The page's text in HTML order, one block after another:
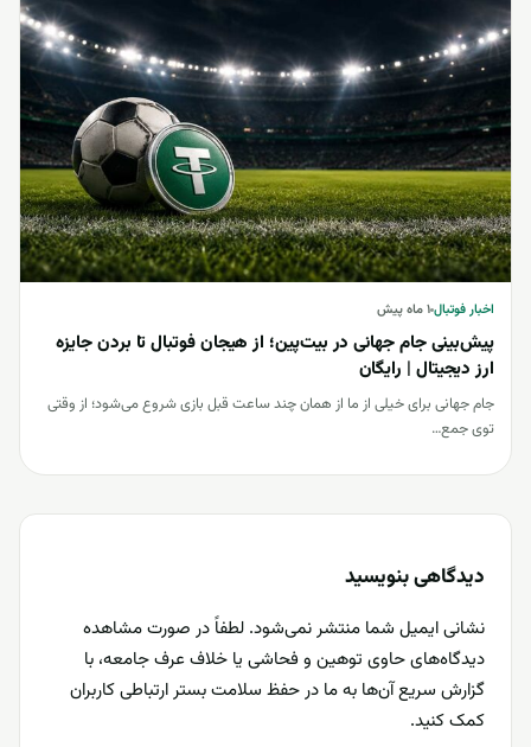
اخبار فوتبال۱ ماه پیش
پیش‌بینی جام جهانی در بیت‌پین؛ از هیجان فوتبال تا بردن جایزه
ارز دیجیتال | رایگان
جام جهانی برای خیلی از ما از همان چند ساعت قبل بازی شروع می‌شود؛ از وقتی
توی جمع…
دیدگاهی بنویسید
نشانی ایمیل شما منتشر نمی‌شود. لطفاً در صورت مشاهده
دیدگاه‌های حاوی توهین و فحاشی یا خلاف عرف جامعه، با
گزارش سریع آن‌ها به ما در حفظ سلامت بستر ارتباطی کاربران
کمک کنید.